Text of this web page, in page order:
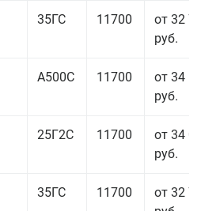
35ГС 11700
от 32
руб.
А500С 11700
от 34
руб.
25Г2С 11700
от 34
руб.
35ГС 11700
от 32